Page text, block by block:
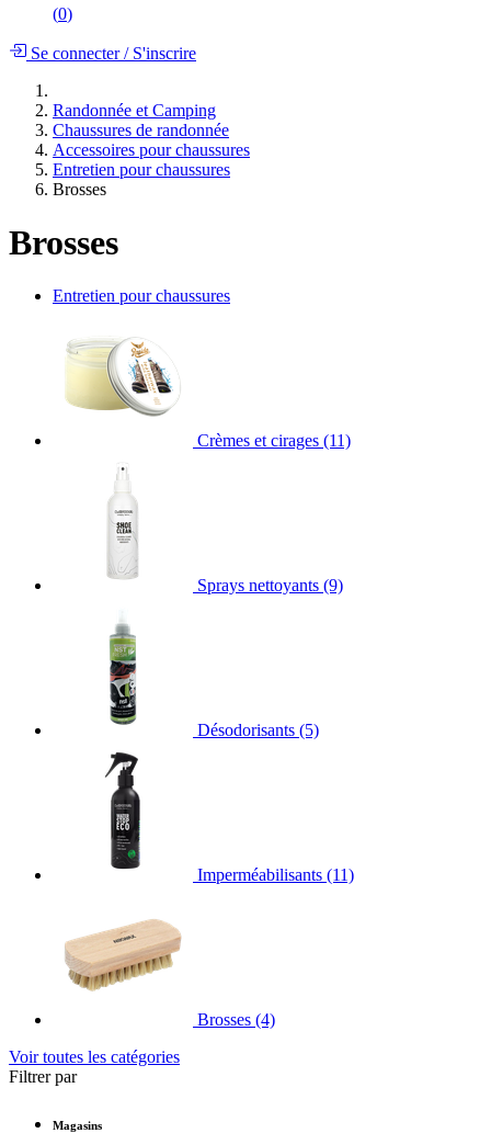
(0)
Se connecter/S'inscrire
Randonnée et Camping
Chaussures de randonnée
Accessoires pour chaussures
Entretien pour chaussures
Brosses
Brosses
Entretien pour chaussures
Crèmes et cirages (11)
Sprays nettoyants (9)
Désodorisants (5)
Imperméabilisants (11)
Brosses (4)
Voir toutes les catégories
Filtrer par
Magasins